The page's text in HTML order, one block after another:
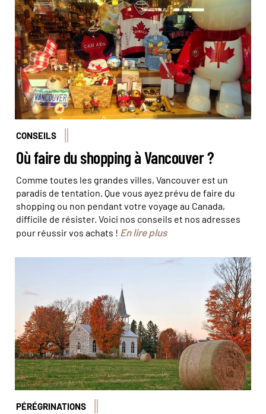
CONSEILS
Où faire du shopping à Vancouver ?
Comme toutes les grandes villes, Vancouver est un
paradis de tentation. Que vous ayez prévu de faire du
shopping ou non pendant votre voyage au Canada,
difficile de résister. Voici nos conseils et nos adresses
pour réussir vos achats ! En lire plus
Escapade à Magog © Tourisme Memphremagog
PÉRÉGRINATIONS